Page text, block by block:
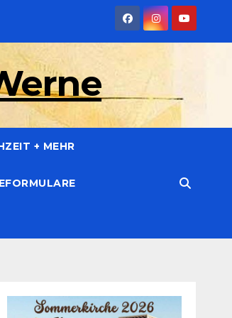
+ MEHR